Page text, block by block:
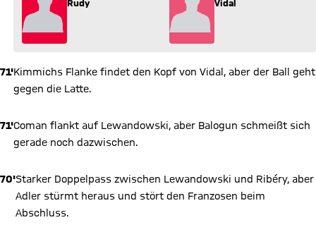
Rudy
Vidal
71'Kimmichs Flanke findet den Kopf von Vidal, aber der Ball geht
gegen die Latte.
71'Coman flankt auf Lewandowski, aber Balogun schmeißt sich
gerade noch dazwischen.
70'Starker Doppelpass zwischen Lewandowski und Ribéry, aber
Adler stürmt heraus und stört den Franzosen beim
Abschluss.